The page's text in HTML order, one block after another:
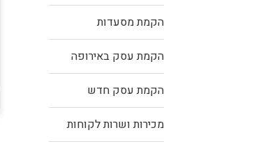
הקמת מסעדות
הקמת עסק באירופה
הקמת עסק חדש
מכירות ושרות לקוחות